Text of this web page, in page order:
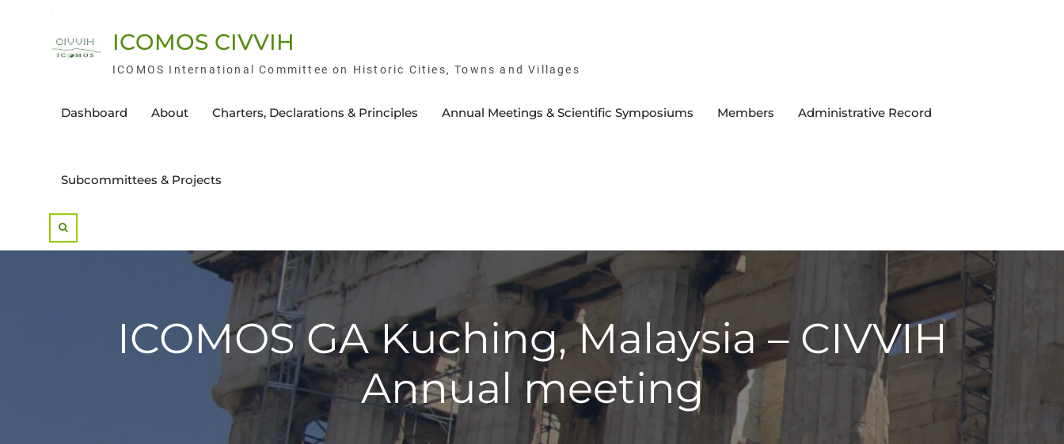
ICOMOS CIVVIH
ICOMOS International Committee on Historic Cities, Towns and Villages
Dashboard About Charters, Declarations & Principles Annual Meetings & Scientific Symposiums Members Administrative Record
Subcommittees & Projects
ICOMOS GA Kuching, Malaysia – CIVVIH
Annual meeting